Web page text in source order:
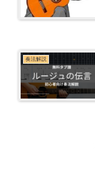
奏法解説